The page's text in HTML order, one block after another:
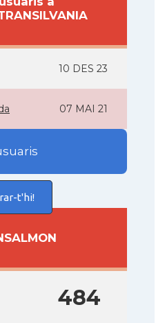
10 DES 23
07 MAI 21
t'hi!
484